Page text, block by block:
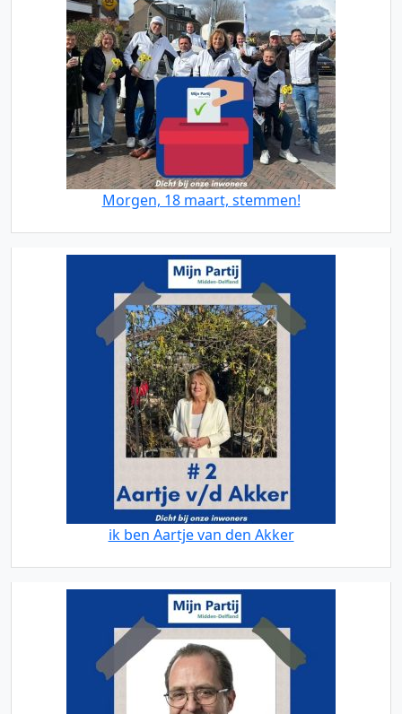
Morgen, 18 maart, stemmen!
ik ben Aartje van den Akker